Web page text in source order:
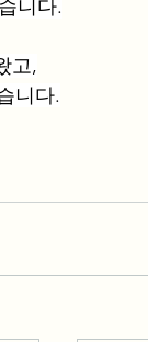
니다.
고,
니다.